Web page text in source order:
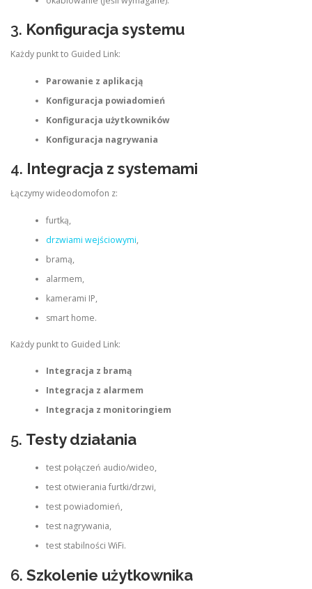
3. Konfiguracja systemu
Każdy punkt to Guided Link:
Parowanie z aplikacją
Konfiguracja powiadomień
Konfiguracja użytkowników
Konfiguracja nagrywania
4. Integracja z systemami
Łączymy wideodomofon z:
furtką,
drzwiami wejściowymi,
bramą,
alarmem,
kamerami IP,
smart home.
Każdy punkt to Guided Link:
Integracja z bramą
Integracja z alarmem
Integracja z monitoringiem
5. Testy działania
test połączeń audio/wideo,
test otwierania furtki/drzwi,
test powiadomień,
test nagrywania,
test stabilności WiFi.
6. Szkolenie użytkownika